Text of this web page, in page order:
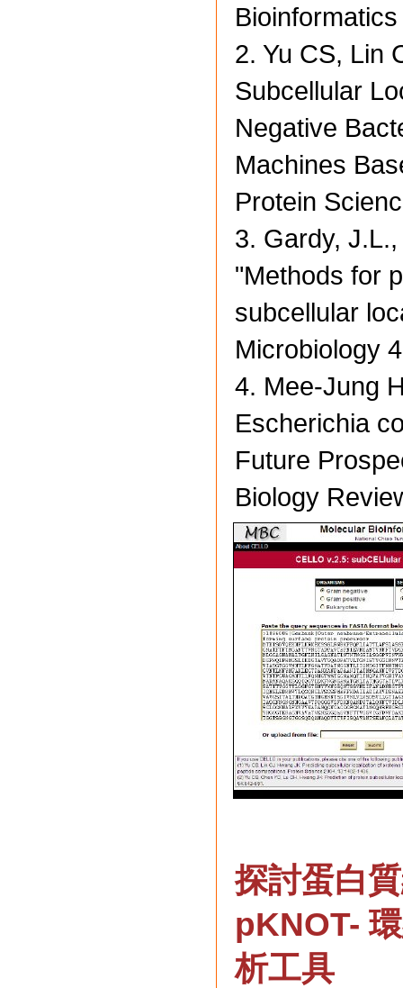
2. Yu CS, Lin
Subcellular
Negative
Machines
Protein
3. Gardy,
"Methods for
subcellular
Microbiology
4. Mee-Jung
Escherichia
Future
Biology
探討蛋白
pKNOT-
析工具